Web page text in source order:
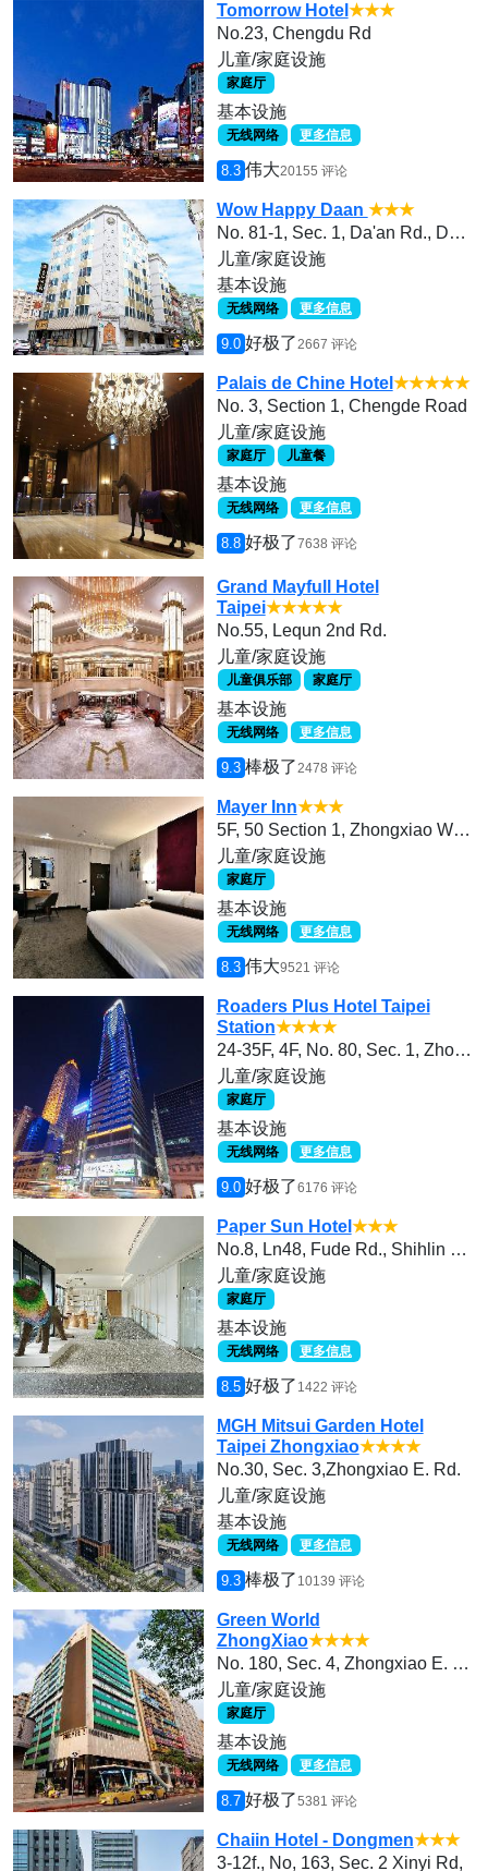
Tomorrow Hotel ★★★
No.23, Chengdu Rd
儿童/家庭设施
家庭厅
基本设施
无线网络 更多信息
8.3 伟大20155 评论
Wow Happy Daan ★★★
No. 81-1, Sec. 1, Da'an Rd., Da’an Dist., Taipei City 106 , Taiwan (R.O.C.)
儿童/家庭设施
基本设施
无线网络 更多信息
9.0 好极了2667 评论
Palais de Chine Hotel ★★★★★
No. 3, Section 1, Chengde Road
儿童/家庭设施
家庭厅 儿童餐
基本设施
无线网络 更多信息
8.8 好极了7638 评论
Grand Mayfull Hotel
Taipei★★★★★
No.55, Lequn 2nd Rd.
儿童/家庭设施
儿童俱乐部 家庭厅
基本设施
无线网络 更多信息
9.3 棒极了 2478 评论
Mayer Inn★★★
5F, 50 Section 1, Zhongxiao West Road
儿童/家庭设施
家庭厅
基本设施
无线网络 更多信息
8.3 伟大9521 评论
Roaders Plus Hotel Taipei
Station★★★★
24-35F, 4F, No. 80, Sec. 1, Zhongxiao W. Rd., Zhongzheng Dist., Taipei City 100, Taiwan(R.O.C.)
儿童/家庭设施
家庭厅
基本设施
无线网络 更多信息
9.0 好极了6176 评论
Paper Sun Hotel ★★★
No.8, Ln48, Fude Rd., Shihlin Dist.,
儿童/家庭设施
家庭厅
基本设施
无线网络 更多信息
8.5 好极了 1422 评论
MGH Mitsui Garden Hotel
Taipei Zhongxiao★★★★
No.30, Sec. 3,Zhongxiao E. Rd.
儿童/家庭设施
基本设施
无线网络 更多信息
9.3 棒极了 10139 评论
Green World
ZhongXiao★★★★
No. 180, Sec. 4, Zhongxiao E. Rd.
儿童/家庭设施
家庭厅
基本设施
无线网络 更多信息
8.7 好极了5381 评论
Chaiin Hotel - Dongmen★★★
3-12f., No, 163, Sec. 2 Xinyi Rd,